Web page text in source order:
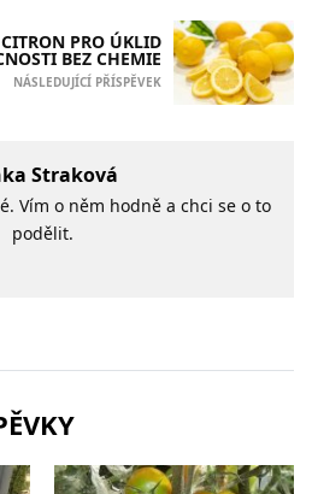
PRO ÚKLID
BEZ CHEMIE
NÁSLEDUJÍCÍ PŘÍSPĚVEK
Straková
Vím o něm hodně a chci se o to
podělit.